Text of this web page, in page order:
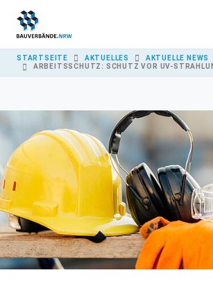
YOU ARE HERE:
STARTSEITE AKTUELLES
AKTUELLE NEWS
ARBEITSSCHUTZ: SCHUTZ VOR UV-